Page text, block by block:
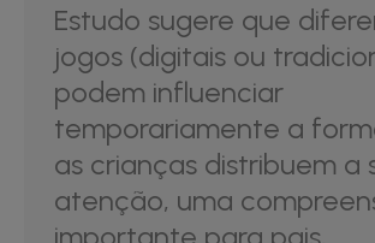
Estudo sugere que
jogos (digitais ou
podem influenciar
temporariamente a
as crianças distribuem a
atenção, uma
importante para pais,